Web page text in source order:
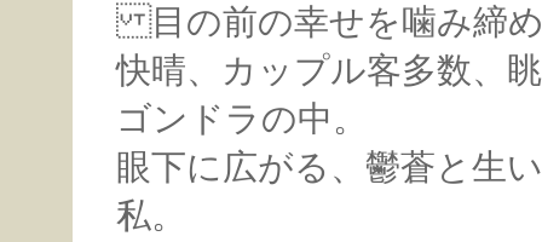
目の前の幸せを噛み締
快晴、カップル客多数、
ゴンドラの中。
眼下に広がる、鬱蒼と生
私。